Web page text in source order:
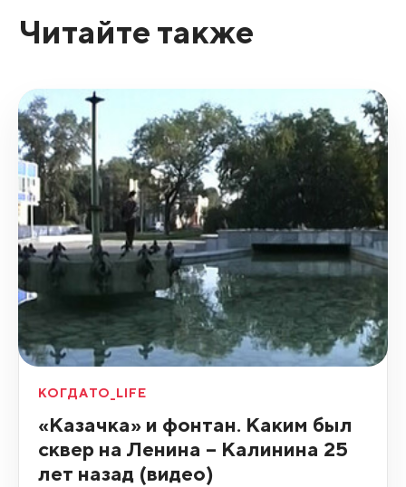
Читайте также
КОГДАТО_LIFE
«Казачка» и фонтан. Каким был
сквер на Ленина – Калинина 25
лет назад (видео)